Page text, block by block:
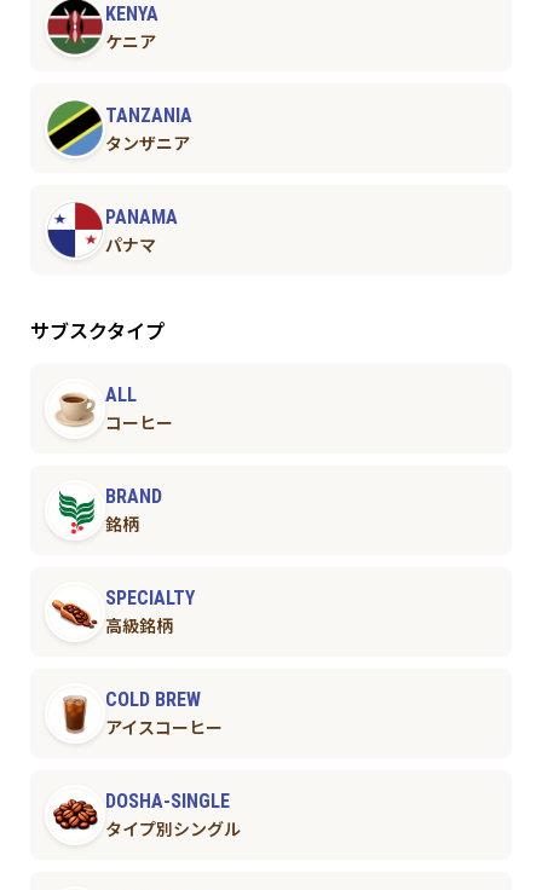
KENYA
ケニア
TANZANIA
タンザニア
PANAMA
パナマ
サブスクタイプ
ALL
コーヒー
BRAND
銘柄
SPECIALTY
高級銘柄
COLD BREW
アイスコーヒー
DOSHA-SINGLE
タイプ別シングル